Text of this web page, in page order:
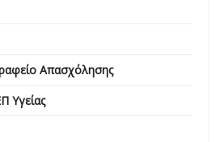
Απασχόλησης
Υγείας